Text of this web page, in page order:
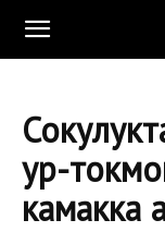
ур-
камакка